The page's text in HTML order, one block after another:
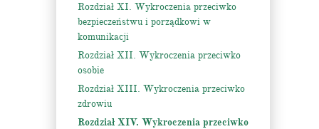
Rozdział XI. Wykroczenia przeciwko
bezpieczeństwu i porządkowi w
komunikacji
Rozdział XII. Wykroczenia przeciwko
osobie
Rozdział XIII. Wykroczenia przeciwko
zdrowiu
Rozdział XIV. Wykroczenia przeciwko